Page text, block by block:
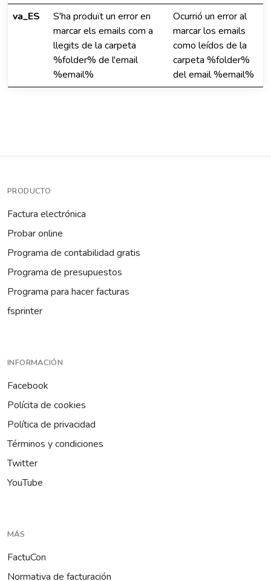
va_ES
S'ha produït un error en
marcar els emails com a
llegits de la carpeta
%folder% de l'email
%email%
Ocurrió un error al
marcar los emails
como leídos de la
carpeta %folder%
del email %email%
PRODUCTO
Factura electrónica
Probar online
Programa de contabilidad gratis
Programa de presupuestos
Programa para hacer facturas
fsprinter
INFORMACIÓN
Facebook
Polícita de cookies
Política de privacidad
Términos y condiciones
Twitter
YouTube
MÁS
FactuCon
Normativa de facturación